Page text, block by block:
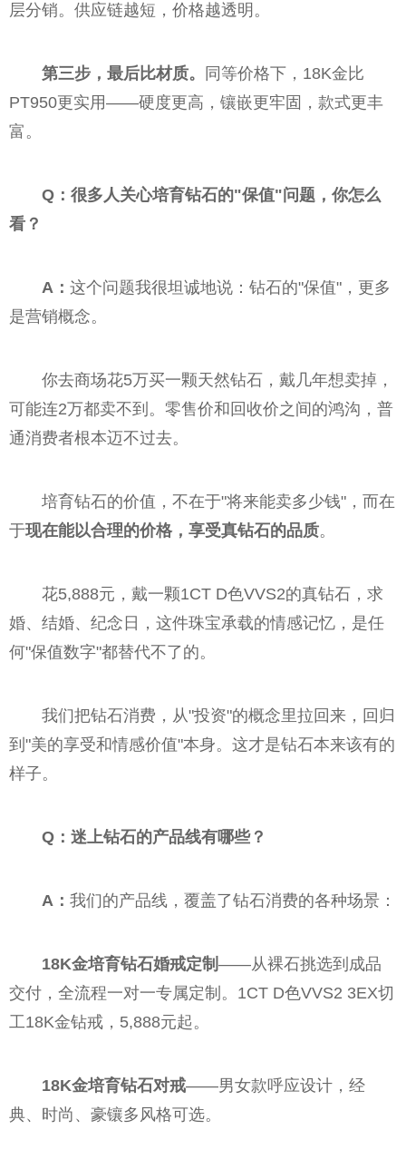
层分销。供应链越短，价格越透明。
第三步，最后比材质。
同等价格下，18K金比
PT950更实用——硬度更高，镶嵌更牢固，款式更丰
富。
Q：很多人关心培育钻石的"保值"问题，你怎么
看？
A： 这个问题我很坦诚地说：钻石的"保值"，更多
是营销概念。
你去商场花5万买一颗天然钻石，戴几年想卖掉，
可能连2万都卖不到。零售价和回收价之间的鸿沟，普
通消费者根本迈不过去。
培育钻石的价值，不在于"将来能卖多少钱"，而在
于现在能以合理的价格，享受真钻石的品质。
花5,888元，戴一颗1CT D色VVS2的真钻石，求
婚、结婚、纪念日，这件珠宝承载的情感记忆，是任
何"保值数字"都替代不了的。
我们把钻石消费，从"投资"的概念里拉回来，回归
到"美的享受和情感价值"本身。这才是钻石本来该有的
样子。
Q：迷上钻石的产品线有哪些？
A： 我们的产品线，覆盖了钻石消费的各种场景：
18K金培育钻石婚戒定制 ——从裸石挑选到成品
交付，全流程一对一专属定制。1CT D色VVS2 3EX切
工18K金钻戒，5,888元起。
18K金培育钻石对戒——男女款呼应设计，经
典、时尚、豪镶多风格可选。